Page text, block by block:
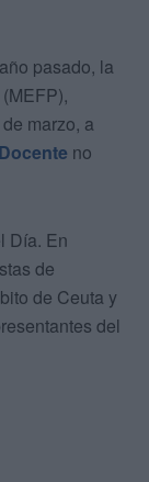
pasado, la
(MEFP),
marzo, a
no
Día. En
de
de Ceuta y
del